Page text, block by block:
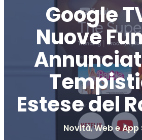
Google
Nuove
Estese del
Novità,Web e App